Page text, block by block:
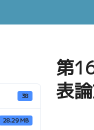
38
28.29 MB
第
表